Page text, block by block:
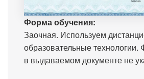
Форма обучения:
Заочная. Используем
образовательные технологии.
в выдаваемом документе не